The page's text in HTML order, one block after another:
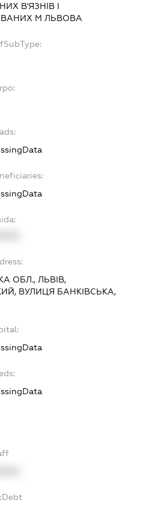
В'ЯЗНІВ І
М ЛЬВОВА
ОБЛ., ЛЬВІВ,
ВУЛИЦЯ БАНКІВСЬКА,